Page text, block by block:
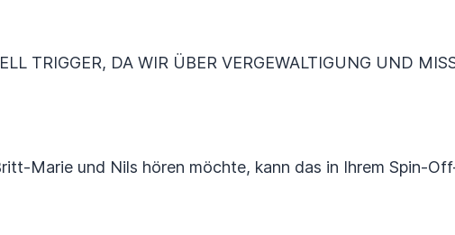
TRIGGER, DA WIR ÜBER VERGEWALTIGUNG UND
Marie und Nils hören möchte, kann das in Ihrem Spin-